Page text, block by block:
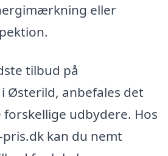
eller
tilbud på
Østerild, anbefales det
udbydere. Hos
kan du nemt